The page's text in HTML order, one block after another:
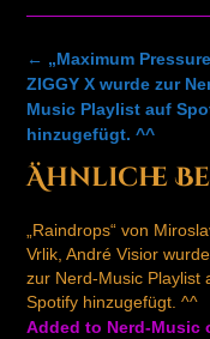
Post
navigation
← „Maximum
ZIGGY X wurde zur
Music Playlist auf
hinzugefügt. ^^
Ähnliche
„Raindrops“ von
Vrlik, André Visior wurde
zur Nerd-Music Playlist
Spotify hinzugefügt. ^^
Added to Nerd-Music